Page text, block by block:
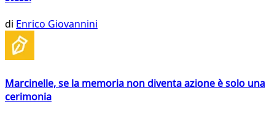
di Enrico Giovannini
Marcinelle, se la memoria non diventa azione è solo una
cerimonia